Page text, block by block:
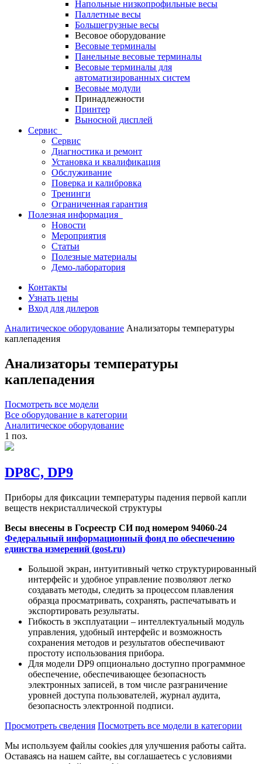
Напольные низкопрофильные весы
Паллетные весы
Большегрузные весы
Весовое оборудование
Весовые терминалы
Панельные весовые терминалы
Весовые терминалы для
автоматизированных систем
Весовые модули
Принадлежности
Принтер
Выносной дисплей
Сервис
Сервис
Диагностика и ремонт
Установка и квалификация
Обслуживание
Поверка и калибровка
Тренинги
Ограниченная гарантия
Полезная информация
Новости
Мероприятия
Статьи
Полезные материалы
Демо-лаборатория
Контакты
Узнать цены
Вход для дилеров
Аналитическое оборудование Анализаторы температуры
каплепадения
Анализаторы температуры
каплепадения
Посмотреть все модели
Все оборудование в категории
Аналитическое оборудование
1 поз.
DP8C, DP9
Приборы для фиксации температуры падения первой капли
веществ некристаллической структуры
Весы внесены в Госреестр СИ под номером 94060-24
Федеральный информационный фонд по обеспечению
единства измерений (gost.ru)
Большой экран, интуитивный четко структурированный
интерфейс и удобное управление позволяют легко
создавать методы, следить за процессом плавления
образца просматривать, сохранять, распечатывать и
экспортировать результаты.
Гибкость в эксплуатации – интеллектуальный модуль
управления, удобный интерфейс и возможность
сохранения методов и результатов обеспечивают
простоту использования прибора.
Для модели DP9 опционально доступно программное
обеспечение, обеспечивающее безопасность
электронных записей, в том числе разграничение
уровней доступа пользователей, журнал аудита,
безопасность электронной подписи.
Просмотреть сведения Посмотреть все модели в категории
Мы используем файлы cookies для улучшения работы сайта.
Оставаясь на нашем сайте, вы соглашаетесь с условиями